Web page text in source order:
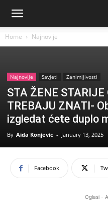
Home Najnovije
Najnovije Savjeti Zanimljivosti
STA ŽENE
TREBAJU ZNATI-
izgledat ćete duplo
By Aida Konjevic - January 13, 2025
Facebook
Oglasi -